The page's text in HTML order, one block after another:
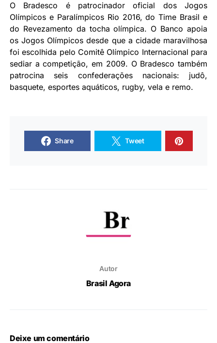
O Bradesco é patrocinador oficial dos Jogos
Olímpicos e Paralímpicos Rio 2016, do Time Brasil e
do Revezamento da tocha olímpica. O Banco apoia
os Jogos Olímpicos desde que a cidade maravilhosa
foi escolhida pelo Comitê Olímpico Internacional para
sediar a competição, em 2009. O Bradesco também
patrocina seis confederações nacionais: judô,
basquete, esportes aquáticos, rugby, vela e remo.
Share Tweet
Autor
Brasil Agora
Deixe um comentário